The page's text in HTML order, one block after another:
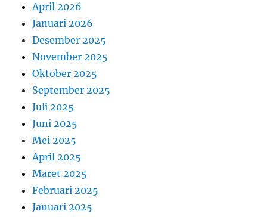
April 2026
Januari 2026
Desember 2025
November 2025
Oktober 2025
September 2025
Juli 2025
Juni 2025
Mei 2025
April 2025
Maret 2025
Februari 2025
Januari 2025